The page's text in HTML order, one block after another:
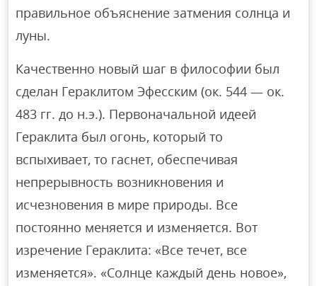
правильное объяснение затмения солнца и
луны.
Качественно новый шаг в философии был
сделан Гераклитом Эфесским (ок. 544 — ок.
483 гг. до н.э.). Первоначальной идеей
Гераклита был огонь, который то
вспыхивает, то гаснет, обеспечивая
непрерывность возникновения и
исчезновения в мире природы. Все
постоянно меняется и изменяется. Вот
изречение Гераклита: «Все течет, все
изменяется». «Солнце каждый день новое»,